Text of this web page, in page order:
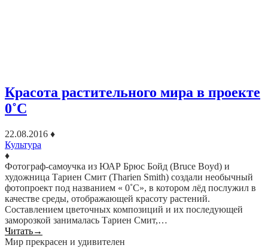
Красота растительного мира в проекте
0˚C
22.08.2016 ♦
Культура
♦
Фотограф-самоучка из ЮАР Брюс Бойд (Bruce Boyd) и
художница Тариен Смит (Tharien Smith) создали необычный
фотопроект под названием « 0˚C», в котором лёд послужил в
качестве среды, отображающей красоту растений.
Составлением цветочных композиций и их последующей
заморозкой занималась Тариен Смит,…
Читать→
Мир прекрасен и удивителен